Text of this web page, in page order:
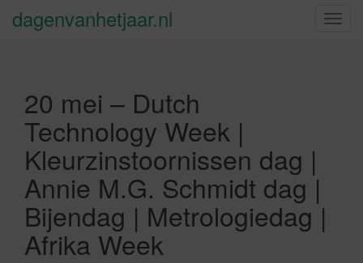
S
dagenvanhetjaar.nl
20 mei – Dutch
Technology Week |
Kleurzinstoornissen dag |
Annie M.G. Schmidt dag |
Bijendag | Metrologiedag |
Afrika Week